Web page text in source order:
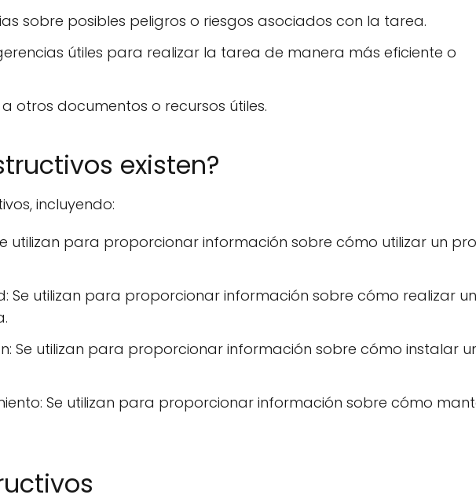
sobre posibles peligros o riesgos asociados con la tarea.
útiles para realizar la tarea de manera más eficiente o
otros documentos o recursos útiles.
existen?
incluyendo:
utilizan para proporcionar información sobre cómo utilizar un
Se utilizan para proporcionar información sobre cómo realizar
Se utilizan para proporcionar información sobre cómo instalar
Se utilizan para proporcionar información sobre cómo